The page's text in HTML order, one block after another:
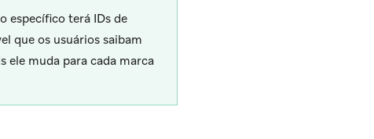
específico terá IDs de
que os usuários saibam
ele muda para cada marca